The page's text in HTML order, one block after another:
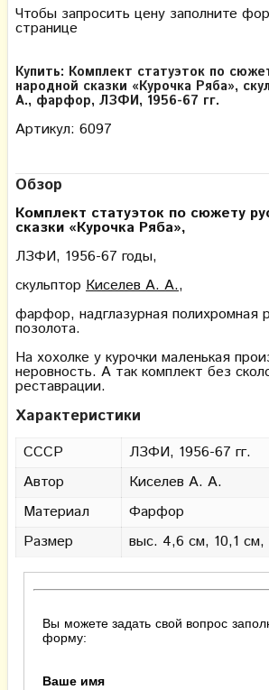
Чтобы запросить цену заполните
странице
Купить: Комплект статуэток по
народной сказки​ «Курочка Ряба»,
А., фарфор, ЛЗФИ, 1956-67 гг.
Артикул: 6097
Обзор
Комплект статуэток по сюжету
сказки «Курочка Ряба»,
ЛЗФИ, 1956-67 годы,
скульптор Киселев А. А.,
фарфор, надглазурная полихромная
позолота.
На хохолке у курочки маленькая
неровность. А так комплект без
реставрации.
Характеристики
СССР
ЛЗФИ, 1956-67 гг.
Автор
Киселев А. А.
Материал
Фарфор
Размер
выс. 4,6 см, 10,1
Вы можете задать свой вопрос
форму:
Ваше имя